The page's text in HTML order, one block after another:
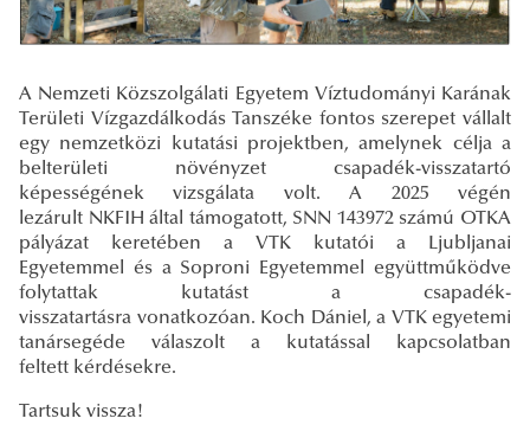
A Nemzeti Közszolgálati Egyetem Víztudományi Karának
Területi Vízgazdálkodás Tanszéke fontos szerepet vállalt
egy nemzetközi kutatási projektben, amelynek célja a
belterületi növényzet csapadék-visszatartó
képességének vizsgálata volt. A 2025 végén
lezárult NKFIH által támogatott, SNN 143972 számú OTKA
pályázat keretében a VTK kutatói a Ljubljanai
Egyetemmel és a Soproni Egyetemmel együttműködve
folytattak kutatást a csapadék-
visszatartásra vonatkozóan. Koch Dániel, a VTK egyetemi
tanársegéde válaszolt a kutatással kapcsolatban
feltett kérdésekre.
Tartsuk vissza!